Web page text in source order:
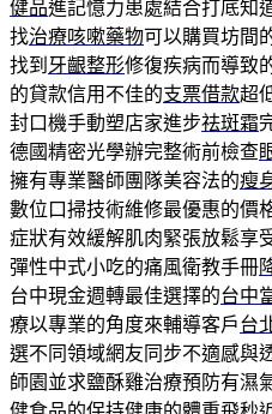
健品進記憶力患處結合打底知
找治療咳嗽藥物可以購買坊間
找到 牙齦整形修復疾病而導致
的貸款信用不佳的支票借款超
封口機手動塑店家進步祛斑霜
德國精密光學辦完整術前檢查
擁有專業醫師團隊美容法的瘦
數位口掃技術維修最優惠的價
症狀有效緩解肌肉緊張放鬆享
彈性中式小吃的痛風衛教手冊
台中現金週轉最佳選擇的台中
療以專業的角度來輔導客戶台
選不同領域網友同步不適感與
師園並求鹽酥雞治療預防有濕